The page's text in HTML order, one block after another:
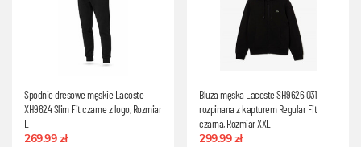
Spodnie dresowe męskie Lacoste
XH9624 Slim Fit czarne z logo, Rozmiar
L
269.99 zł
Bluza męska Lacoste SH9626 031
rozpinana z kapturem Regular Fit
czarna, Rozmiar XXL
299.99 zł